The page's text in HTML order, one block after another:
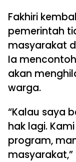
Fakhiri
pemerintah
masyarakat
Ia
akan
warga.
“Kalau saya
hak lagi.
program,